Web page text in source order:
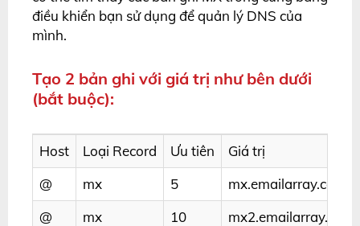
điều khiển bạn sử dụng để quản lý DNS của
mình.
Tạo 2 bản ghi với giá trị như bên dưới
(bắt buộc):
Host Loại Record Ưu tiên
Giá trị
@
mx 5
mx.emailarray.com
@
mx 10 mx2.emailarray.com